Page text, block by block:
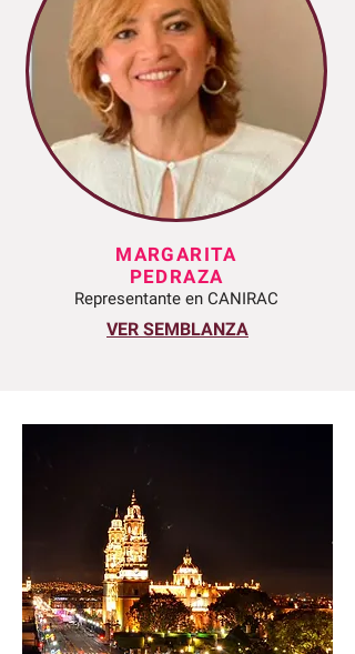
MARGARITA
PEDRAZA
Representante en CANIRAC
VER SEMBLANZA